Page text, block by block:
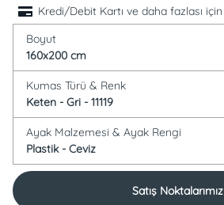
Kredi/Debit Kartı ve daha fazlası için
Boyut
160x200 cm
Kumas Türü & Renk
Keten - Gri - 11119
Ayak Malzemesi & Ayak Rengi
Plastik - Ceviz
Satış Noktalarımız